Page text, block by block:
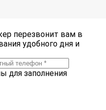
перезвонит вам в
удобного дня и
для заполнения